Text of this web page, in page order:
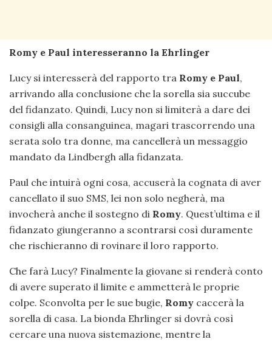
Romy e Paul interesseranno la Ehrlinger
Lucy si interesserà del rapporto tra Romy e Paul,
arrivando alla conclusione che la sorella sia succube
del fidanzato. Quindi, Lucy non si limiterà a dare dei
consigli alla consanguinea, magari trascorrendo una
serata solo tra donne, ma cancellerà un messaggio
mandato da Lindbergh alla fidanzata.
Paul che intuirà ogni cosa, accuserà la cognata di aver
cancellato il suo SMS, lei non solo negherà, ma
invocherà anche il sostegno di Romy. Quest’ultima e il
fidanzato giungeranno a scontrarsi così duramente
che rischieranno di rovinare il loro rapporto.
Che farà Lucy? Finalmente la giovane si renderà conto
di avere superato il limite e ammetterà le proprie
colpe. Sconvolta per le sue bugie, Romy caccerà la
sorella di casa. La bionda Ehrlinger si dovrà così
cercare una nuova sistemazione, mentre la